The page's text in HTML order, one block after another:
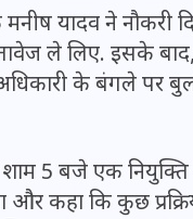
मनीष यादव ने नौकरी
ले लिए. इसके
के बंगले पर
5 बजे एक
और कहा कि कुछ
में बिना
4 साल, उसे देख
सिंह, कहा-
सोना
20 जनवरी 2026